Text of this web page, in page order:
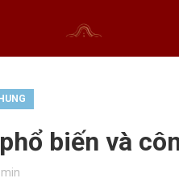
biến và